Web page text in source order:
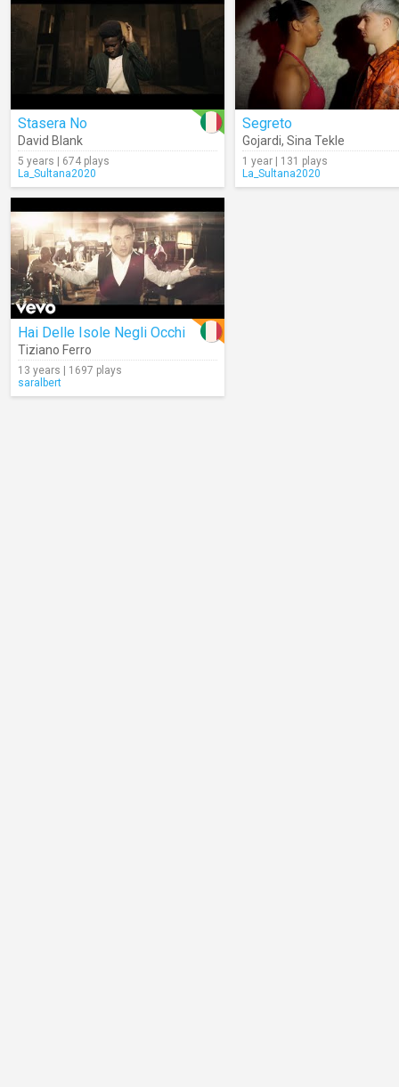
Stasera No
David Blank
5 years | 674 plays
La_Sultana2020
Segreto
Gojardi, Sina Tekle
1 year | 131 plays
La_Sultana2020
Hai Delle Isole Negli Occhi
Tiziano Ferro
13 years | 1697 plays
saralbert